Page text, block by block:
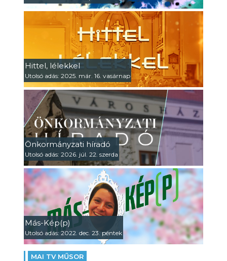
Hittel, lélekkel
Utolsó adás: 2025. már. 16. vasárnap
Önkormányzati híradó
Utolsó adás: 2026. júl. 22. szerda
Más-Kép(p)
Utolsó adás: 2022. dec. 23. péntek
MAI TV MŰSOR